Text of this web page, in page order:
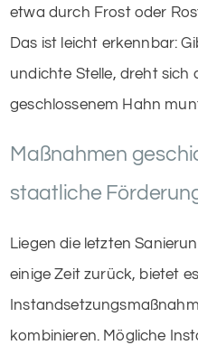
etwa durch Frost oder
Das ist leicht erkennbar:
undichte Stelle, dreht sich
geschlossenem Hahn
Maßnahmen
staatliche
Liegen die letzten
einige Zeit zurück, bietet
kombinieren. Mögliche